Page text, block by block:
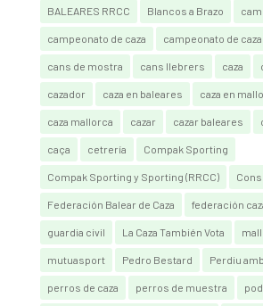
BALEARES RRCC Blancos a Brazo
campeonato de caza campeonato de
cans de mostra cans llebrers caza
cazador caza en baleares caza en
caza mallorca cazar cazar baleares
caça cetrería Compak Sporting
Compak Sporting y Sporting (RRCC)
Federación Balear de Caza federación
guardia civil La Caza También Vota
mutuasport Pedro Bestard Perdiu
perros de caza perros de muestra